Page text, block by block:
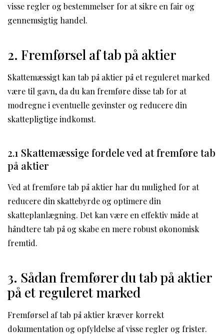
visse regler og bestemmelser for at sikre en fair og
gennemsigtig handel.
2. Fremførsel af tab på aktier
Skattemæssigt kan tab på aktier på et reguleret marked
være til gavn, da du kan fremføre disse tab for at
modregne i eventuelle gevinster og reducere din
skattepligtige indkomst.
2.1 Skattemæssige fordele ved at fremføre tab
på aktier
Ved at fremføre tab på aktier har du mulighed for at
reducere din skattebyrde og optimere din
skatteplanlægning. Det kan være en effektiv måde at
håndtere tab på og skabe en mere robust økonomisk
fremtid.
3. Sådan fremfører du tab på aktier
på et reguleret marked
Fremførsel af tab på aktier kræver korrekt
dokumentation og opfyldelse af visse regler og frister.